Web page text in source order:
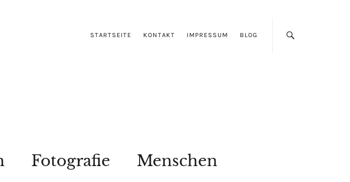
STARTSEITE KONTAKT IMPRESSUM BLOG
Fotografie Menschen